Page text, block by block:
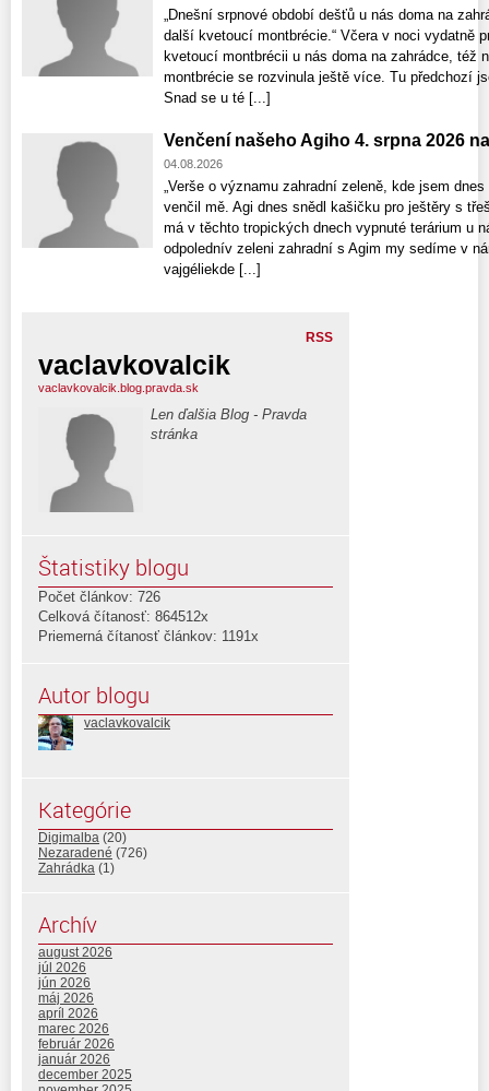
„Dnešní srpnové období dešťů u nás doma na
další kvetoucí montbrécie.“ Včera v noci vydatně
kvetoucí montbrécii u nás doma na zahrádce, též
montbrécie se rozvinula ještě více. Tu předchozí
Snad se u té [...]
Venčení našeho Agiho 4. srpna 2026
04.08.2026
„Verše o významu zahradní zeleně, kde jsem
venčil mě. Agi dnes snědl kašičku pro ještěry s
má v těchto tropických dnech vypnuté terárium u
odpolednív zeleni zahradní s Agim my sedíme v
vajgéliekde [...]
RSS
vaclavkovalcik
vaclavkovalcik.blog.pravda.sk
Len ďalšia Blog - Pravda
stránka
Štatistiky blogu
Počet článkov: 726
Celková čítanosť: 864512x
Priemerná čítanosť článkov: 1191x
Autor blogu
vaclavkovalcik
Kategórie
Digimalba (20)
Nezaradené (726)
Zahrádka (1)
Archív
august 2026
júl 2026
jún 2026
máj 2026
apríl 2026
marec 2026
február 2026
január 2026
december 2025